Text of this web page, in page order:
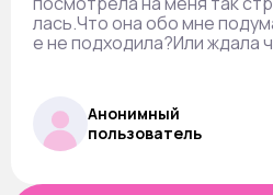
лась.Что она обо мне
е не подходила?Или ждала
Анонимный
пользователь